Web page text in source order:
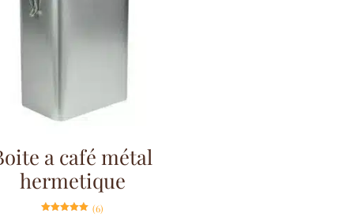
a café métal
hermetique
(6)